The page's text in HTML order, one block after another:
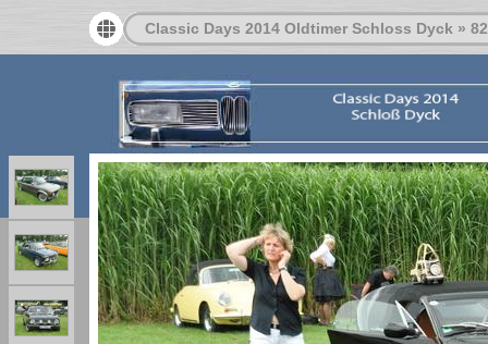
Classic Days 2014 Oldtimer Schloss Dyck »